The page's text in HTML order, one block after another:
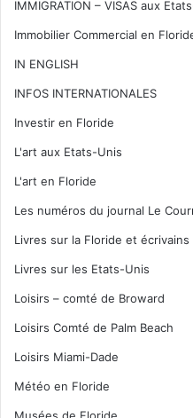
IMMIGRATION – VISAS aux
Immobilier Commercial en
IN ENGLISH
INFOS INTERNATIONALES
Investir en Floride
L'art aux Etats-Unis
L'art en Floride
Les numéros du journal Le
Livres sur la Floride et écrivains
Livres sur les Etats-Unis
Loisirs – comté de Broward
Loisirs Comté de Palm Beach
Loisirs Miami-Dade
Météo en Floride
Musées de Floride